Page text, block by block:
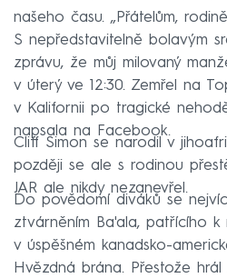
našeho času. „Přátelům,
S nepředstavitelně bolavým
zprávu, že můj milovaný
v úterý ve 12:30. Zemřel na
v Kalifornii po tragické
napsala na Facebook.
Cliff Simon se narodil v
později se ale s rodinou
JAR ale nikdy nezanevřel.
Do povědomí diváků se
ztvárněním Ba'ala, patřícího k
v úspěšném kanadsko-
Hvězdná brána. Přestože